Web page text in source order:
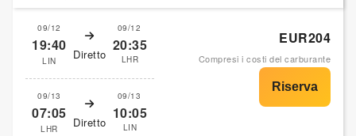
09/12
19:40
LIN Diretto
09/12
20:35
LHR
09/13
07:05
LHR Diretto
09/13
10:05
LIN
EUR204
Compresi i costi del carburante